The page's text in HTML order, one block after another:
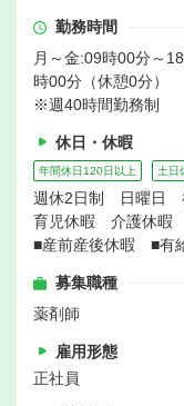
勤務時間
月～金:09時00分～
時00分（休憩0分）
※週40時間勤務制
休日・休暇
年間休日120日以上 土日
週休2日制 日曜日
育児休暇 介護休暇
■産前産後休暇 ■有
募集職種
薬剤師
雇用形態
正社員